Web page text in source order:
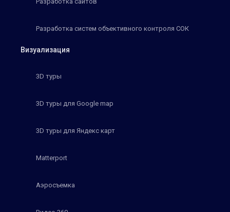
Разработка систем объективного контроля СОК
Визуализация
3D туры
3D туры для Google map
3D туры для Яндекс карт
Matterport
Аэросъемка